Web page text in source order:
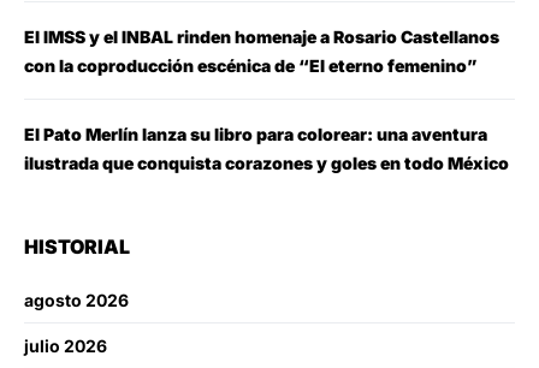
El IMSS y el INBAL rinden homenaje a Rosario Castellanos
con la coproducción escénica de “El eterno femenino”
El Pato Merlín lanza su libro para colorear: una aventura
ilustrada que conquista corazones y goles en todo México
HISTORIAL
agosto 2026
julio 2026